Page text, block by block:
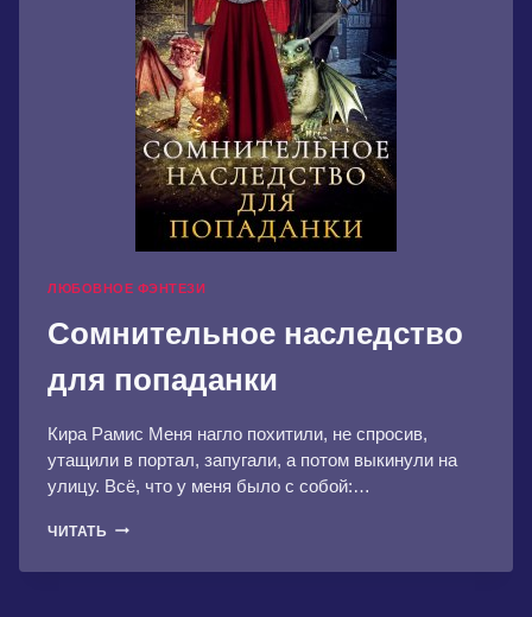
ЛЮБОВНОЕ ФЭНТЕЗИ
Сомнительное наследство
для попаданки
Кира Рамис Меня нагло похитили, не спросив,
утащили в портал, запугали, а потом выкинули на
улицу. Всё, что у меня было с собой:…
ЧИТАТЬ СОМНИТЕЛЬНОЕ
ДЛЯ